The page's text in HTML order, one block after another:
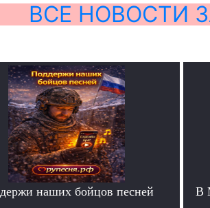
ВСЕ НОВОСТИ
наших бойцов песней
В